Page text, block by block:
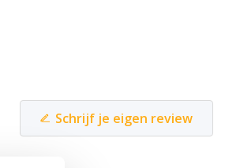
Schrijf je eigen review